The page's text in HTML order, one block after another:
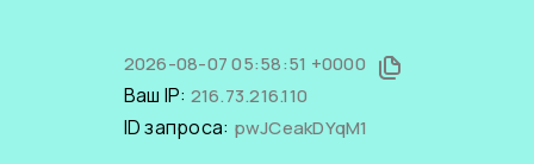
2026-08-07 05:58:51 +0000
Ваш IP: 216.73.216.110
ID запроса: pwJCeakDYqM1